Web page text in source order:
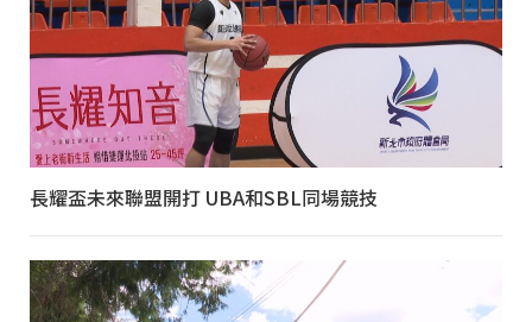
長耀盃未來聯盟開打 UBA和SBL同場競技